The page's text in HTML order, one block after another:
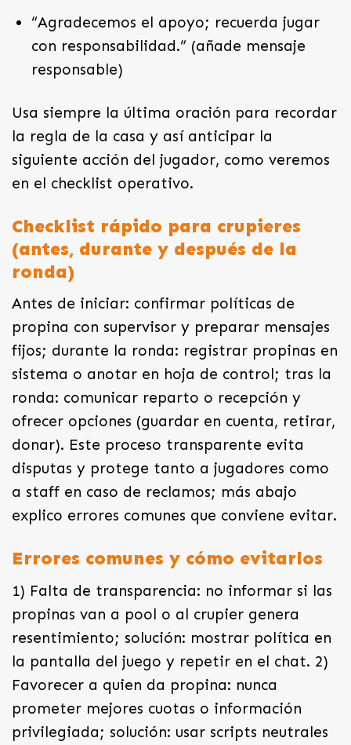
“Agradecemos el apoyo; recuerda jugar
con responsabilidad.” (añade mensaje
responsable)
Usa siempre la última oración para recordar
la regla de la casa y así anticipar la
siguiente acción del jugador, como veremos
en el checklist operativo.
Checklist rápido para crupieres
(antes, durante y después de la
ronda)
Antes de iniciar: confirmar políticas de
propina con supervisor y preparar mensajes
fijos; durante la ronda: registrar propinas en
sistema o anotar en hoja de control; tras la
ronda: comunicar reparto o recepción y
ofrecer opciones (guardar en cuenta, retirar,
donar). Este proceso transparente evita
disputas y protege tanto a jugadores como
a staff en caso de reclamos; más abajo
explico errores comunes que conviene evitar.
Errores comunes y cómo evitarlos
1) Falta de transparencia: no informar si las
propinas van a pool o al crupier genera
resentimiento; solución: mostrar política en
la pantalla del juego y repetir en el chat. 2)
Favorecer a quien da propina: nunca
prometer mejores cuotas o información
privilegiada; solución: usar scripts neutrales